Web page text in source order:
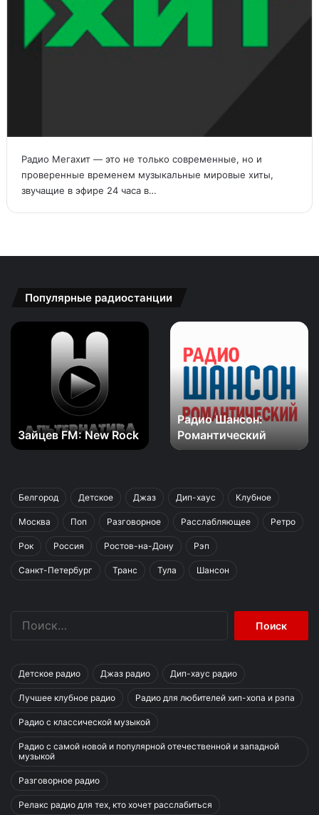
Радио Мегахит — это не только современные, но и
проверенные временем музыкальные мировые хиты,
звучащие в эфире 24 часа в…
Популярные радиостанции
Зайцев
Зайцев FM: New Rock
Радио
Романтический
Радио Шансон:
Романтический
Белгород Детское Джаз Дип-хаус Клубное
Москва Поп Разговорное Расслабляющее Ретро
Рок Россия Ростов-на-Дону Рэп
Санкт-Петербург Транс Тула Шансон
Детское радио Джаз радио Дип-хаус радио
Лучшее клубное радио Радио для любителей хип-хопа и рэпа
Радио с классической музыкой
Радио с самой новой и популярной отечественной и западной
музыкой
Разговорное радио
Релакс радио для тех, кто хочет расслабиться